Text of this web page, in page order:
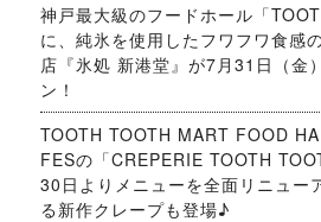
神戸最大級のフードホール「
に、純氷を使用したフワフワ食感
店『氷処 新港堂』が7月31日（金
ン！
TOOTH TOOTH MART FOOD
FESの「CREPERIE TOOTH
30日よりメニューを全面リニュー
る新作クレープも登場♪